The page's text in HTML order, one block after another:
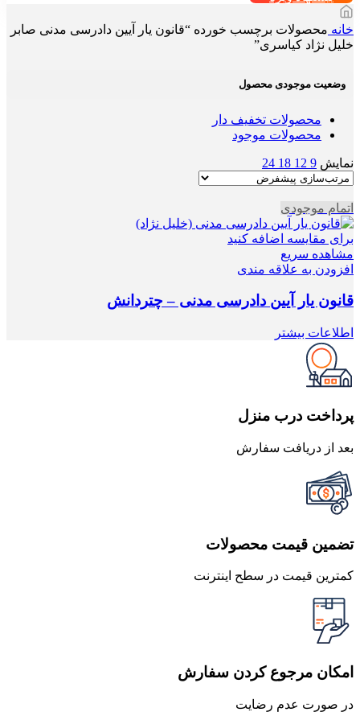
خانه محصولات برچسب خورده “قانون یار آیین دادرسی مدنی صابر
خلیل نژاد کیاسری”
وضعیت موجودی محصول
محصولات تخفیف دار
محصولات موجود
نمایش 9
12
18
24
اتمام موجودی
برای مقایسه اضافه کنید
مشاهده سریع
افزودن به علاقه مندی
قانون یار آیین دادرسی مدنی – چتردانش
اطلاعات بیشتر
پرداخت درب منزل
بعد از دریافت سفارش
تضمین قیمت محصولات
کمترین قیمت در سطح اینترنت
امکان مرجوع کردن سفارش
در صورت عدم رضایت